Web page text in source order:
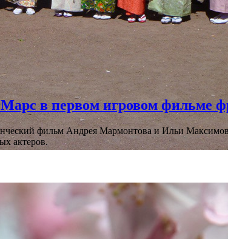
в первом игровом фильме
фильм Андрея Мармонтова и Ильи
актеров.